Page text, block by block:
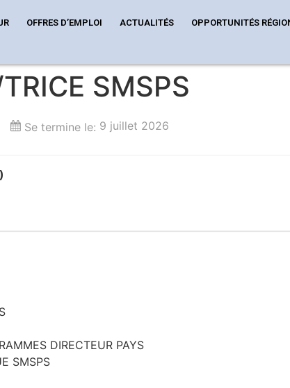
OFFRES D’EMPLOI ACTUALITÉS OPPORTUNITÉS
SMSPS
Se termine le: 9 juillet 2026
DIRECTEUR PAYS
SMSPS